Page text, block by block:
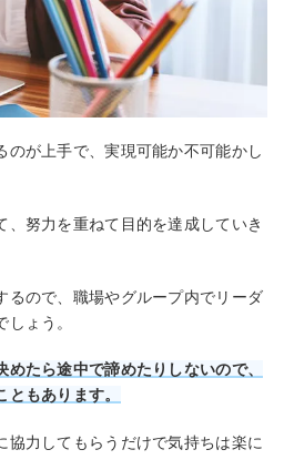
のが上手で、実現可能か不可能かし
、努力を重ねて目的を達成していき
るので、職場やグループ内でリーダ
ょう。
たら途中で諦めたりしないので、
もあります。
協力してもらうだけで気持ちは楽に